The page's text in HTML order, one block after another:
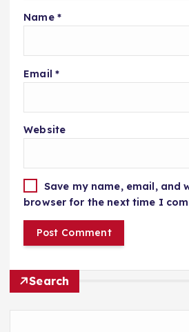
Name *
Email *
Website
Save my name, email, and
browser for the next time I
Search